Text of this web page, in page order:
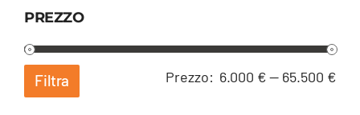
PREZZO
Filtra Prezzo: 6.000 €— 65.500 €